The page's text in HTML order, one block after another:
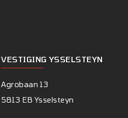
VESTIGING YSSELSTEYN
Agrobaan 13
5813 EB Ysselsteyn